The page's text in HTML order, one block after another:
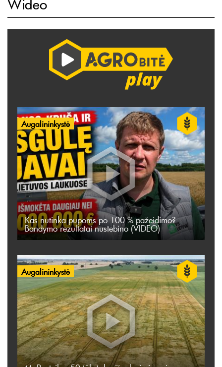
Wideo
Augalininkystė
Kas nutinka pupoms po 100 % pažeidimo?
Bandymo rezultatai nustebino (VIDEO)
Augalininkystė